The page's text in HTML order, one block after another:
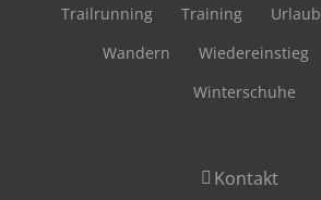
Trailrunning
Training Urlaub
Wandern
Wiedereinstieg
Winterschuhe
Kontakt